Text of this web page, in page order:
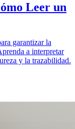
Leer un
garantizar la
a interpretar
y la trazabilidad.